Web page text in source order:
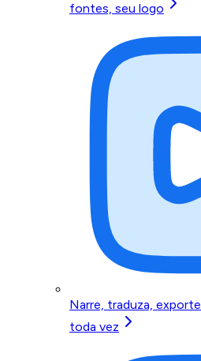
fontes, seu logo
Narre, traduza, exporte
toda vez